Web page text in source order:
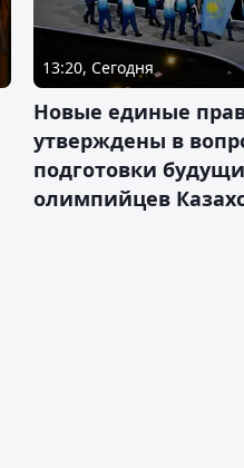
13:20, Сегодня
Новые единые
утверждены в
подготовки
олимпийцев